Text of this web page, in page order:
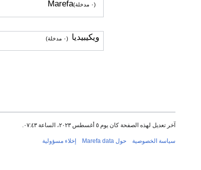
Marefa (٠ مدخلة)
ويكيبيديا (٠ مدخلة)
آخر تعديل لهذه الصفحة كان يوم ٥ أغسطس ٢٠٢٣، الساعة ٠٧:٤٣.
سياسة الخصوصية حول Marefa data إخلاء مسؤولية